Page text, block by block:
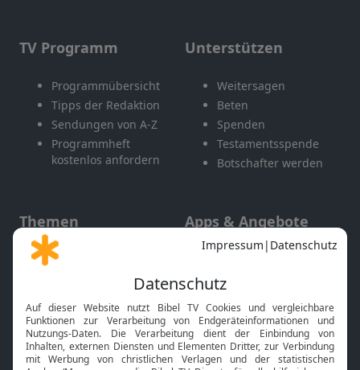
TV Programm
Programmübersicht
Tipps der Redaktion
Sendungen von A-Z
Programmheft
kostenlos anfordern
Unterstützen
Weitersagen
Beten
Spenden
Testamentsspende
Botschafter werden
Themen
Gott und Bibel erklärt
Neuigkeiten
Apps & Angebote
Mobile App
Smart TV
HbbTV
Bibelthek Online-Bibel